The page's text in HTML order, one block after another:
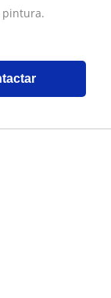
pintura.